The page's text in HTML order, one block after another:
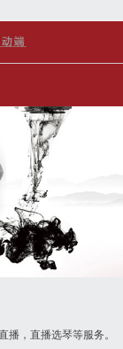
务。货到付款，免费电